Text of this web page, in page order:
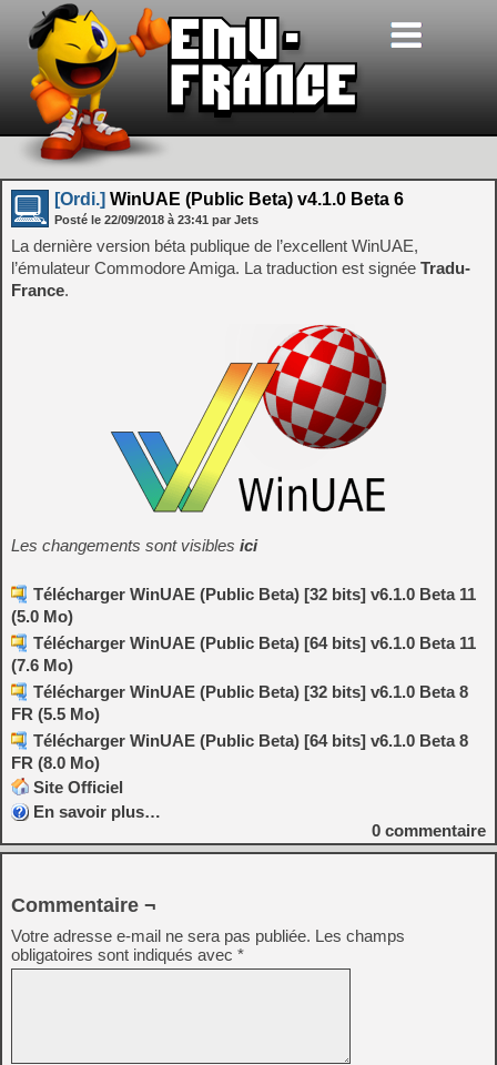
[Ordi.] WinUAE (Public Beta) v4.1.0 Beta 6
Posté le 22/09/2018 à 23:41 par Jets
La dernière version béta publique de l’excellent WinUAE,
l’émulateur Commodore Amiga. La traduction est signée Tradu-
France.
Les changements sont visibles ici
Télécharger WinUAE (Public Beta) [32 bits] v6.1.0 Beta 11
(5.0 Mo)
Télécharger WinUAE (Public Beta) [64 bits] v6.1.0 Beta 11
(7.6 Mo)
Télécharger WinUAE (Public Beta) [32 bits] v6.1.0 Beta 8
FR (5.5 Mo)
Télécharger WinUAE (Public Beta) [64 bits] v6.1.0 Beta 8
FR (8.0 Mo)
Site Officiel
En savoir plus…
0 commentaire
Commentaire ¬
Votre adresse e-mail ne sera pas publiée. Les champs
obligatoires sont indiqués avec *